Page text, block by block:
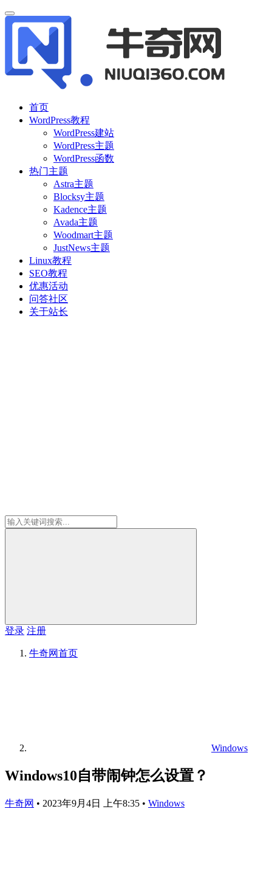
首页
WordPress教程
WordPress建站
WordPress主题
WordPress函数
热门主题
Astra主题
Blocksy主题
Kadence主题
Avada主题
Woodmart主题
JustNews主题
Linux教程
SEO教程
优惠活动
问答社区
关于站长
登录 注册
牛奇网首页
Windows
Windows10自带闹钟怎么设置？
牛奇网 • 2023年9月4日 上午8:35 • Windows